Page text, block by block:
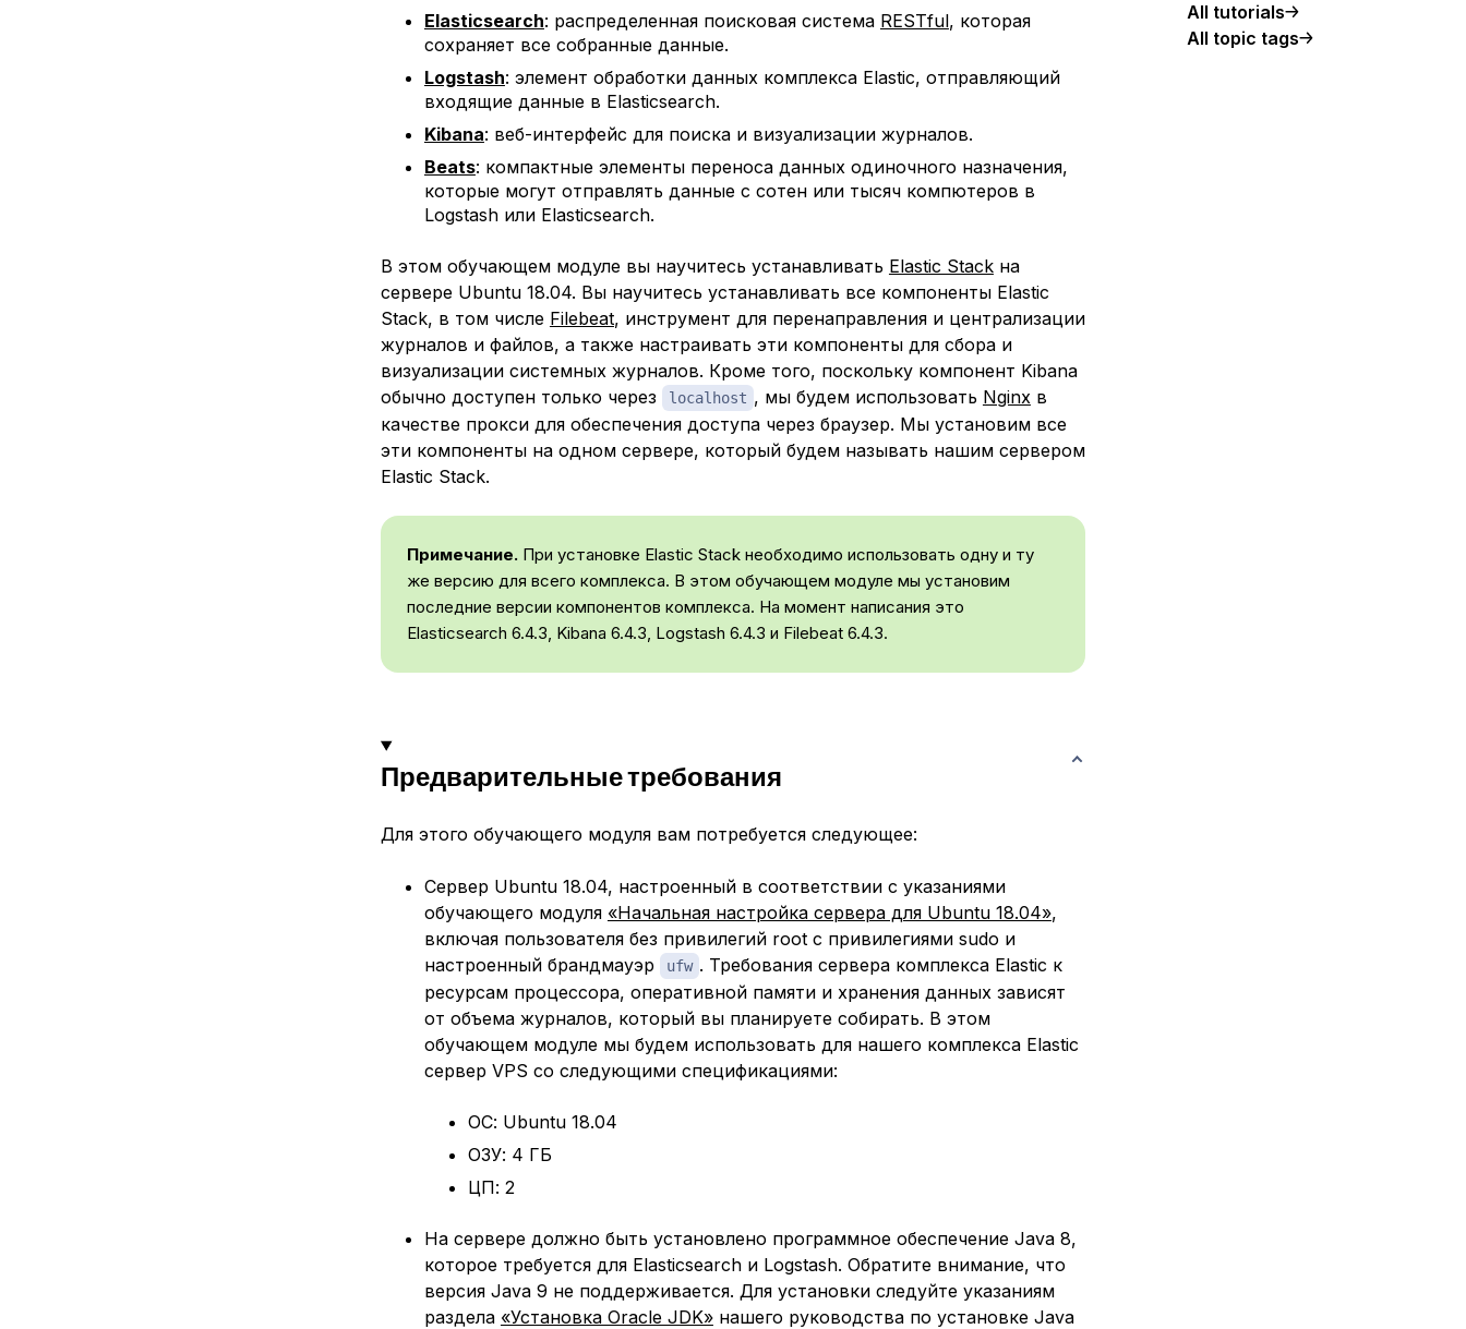
Elasticsearch: распределенная поисковая система RESTful, которая
сохраняет все собранные данные.
Logstash: элемент обработки данных комплекса Elastic, отправляющий
входящие данные в Elasticsearch.
Kibana: веб-интерфейс для поиска и визуализации журналов.
Beats: компактные элементы переноса данных одиночного назначения,
которые могут отправлять данные с сотен или тысяч компютеров в
Logstash или Elasticsearch.
В этом обучающем модуле вы научитесь устанавливать Elastic Stackна
сервере Ubuntu 18.04. Вы научитесь устанавливать все компоненты Elastic
Stack, в том числе Filebeat, инструмент для перенаправления и централизации
журналов и файлов, а также настраивать эти компоненты для сбора и
визуализации системных журналов. Кроме того, поскольку компонент Kibana
обычно доступен только через
localhost , мы будем использовать Nginx в
качестве прокси для обеспечения доступа через браузер. Мы установим все
эти компоненты на одном сервере, который будем называть нашим сервером
Elastic Stack.
Примечание.При установке Elastic Stack необходимо использовать одну и ту
же версию для всего комплекса. В этом обучающем модуле мы установим
последние версии компонентов комплекса. На момент написания это
Elasticsearch 6.4.3, Kibana 6.4.3, Logstash 6.4.3 и Filebeat 6.4.3.
Предварительные требования
Для этого обучающего модуля вам потребуется следующее:
Сервер Ubuntu 18.04, настроенный в соответствии с указаниями
обучающего модуля «Начальная настройка сервера для Ubuntu 18.04»,
включая пользователя без привилегий root с привилегиями sudo и
настроенный брандмауэр
ufw . Требования сервера комплекса Elastic к
ресурсам процессора, оперативной памяти и хранения данных зависят
от объема журналов, который вы планируете собирать. В этом
обучающем модуле мы будем использовать для нашего комплекса Elastic
сервер VPS со следующими спецификациями:
ОС: Ubuntu 18.04
ОЗУ: 4 ГБ
ЦП: 2
На сервере должно быть установлено программное обеспечение Java 8,
которое требуется для Elasticsearch и Logstash. Обратите внимание, что
версия Java 9 не поддерживается. Для установки следуйте указаниям
раздела «Установка Oracle JDK»нашего руководства по установке Java
All tutorials
All topic tags